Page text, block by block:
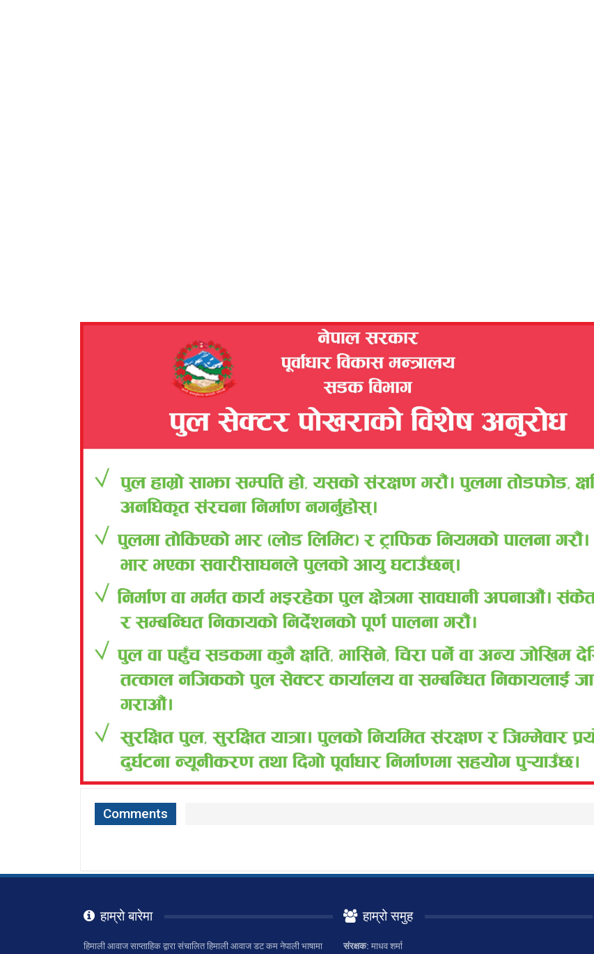
Comments
हाम्रो बारेमा
हिमाली आवाज साप्ताहिक द्वारा संचालित हिमाली आवाज डट कम नेपाली भाषामा
हाम्रो समुह
संरक्षक: माधव शर्मा